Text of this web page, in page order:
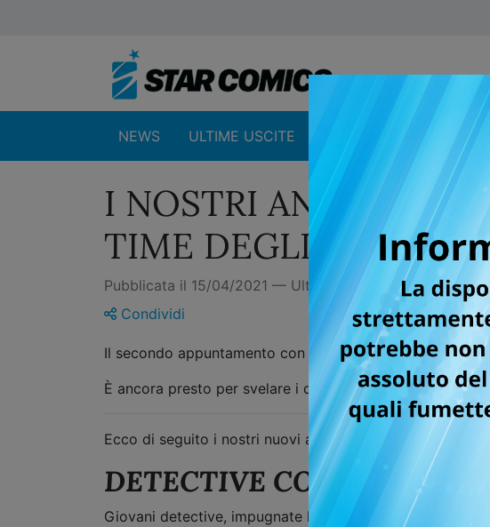
NEWS ULTIME USCITE CATALOGO
I NOSTRI ANNUNCI
TIME DEGLI STAR
Pubblicata il 15/04/2021 — Ultimo aggiornamento 15/
Condividi
Il secondo appuntamento con il REVEAL & QUESTION
È ancora presto per svelare i dettagli di queste nuove
Ecco di seguito i nostri nuovi annunci:
DETECTIVE CONAN – NEW
Giovani detective, impugnate la vostra lente